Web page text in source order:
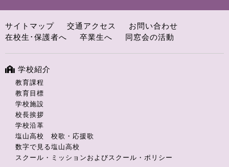
サイトマップ 交通アクセス
お問い合わせ
在校生･保護者へ
卒業生へ 同窓会の活動
学校紹介
教育課程
教育目標
学校施設
校長挨拶
学校沿革
塩山高校 校歌・応援歌
数字で見る塩山高校
スクール・ミッションおよびスクール・ポリシー